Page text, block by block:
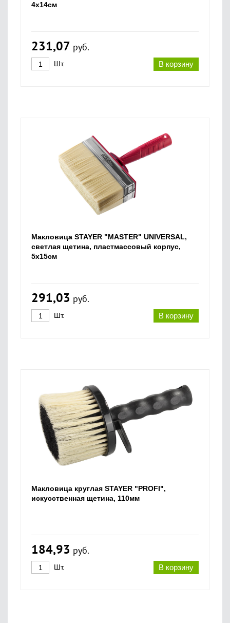
4х14см
231,07 руб.
В корзину
Шт.
Макловица STAYER "MASTER" UNIVERSAL,
светлая щетина, пластмассовый корпус,
5х15см
291,03 руб.
В корзину
Шт.
Макловица круглая STAYER "PROFI",
искусственная щетина, 110мм
184,93 руб.
В корзину
Шт.